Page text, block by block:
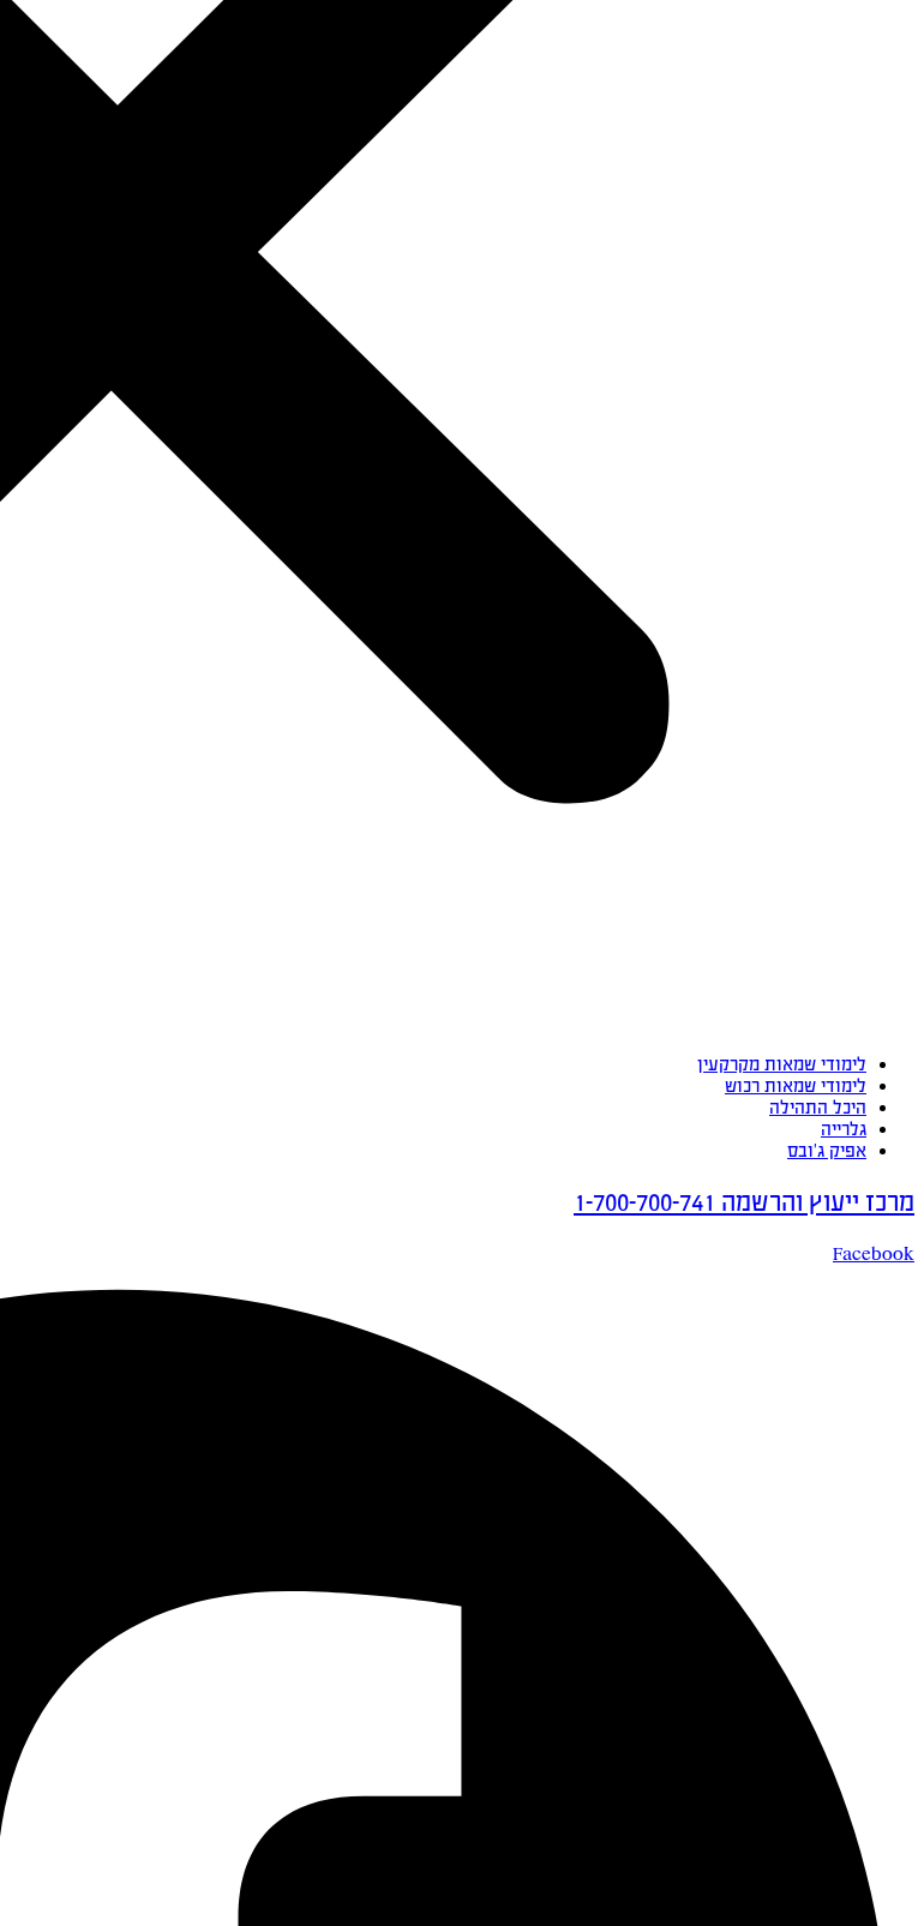
לימודי שמאות מקרקעין
לימודי שמאות רכוש
היכל התהילה
גלרייה
אפיק ג’ובס
מרכז ייעוץ והרשמה 1-700-700-741
Facebook